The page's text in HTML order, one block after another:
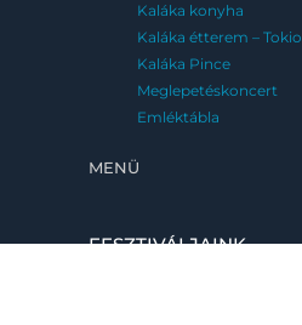
Kaláka konyha
Kaláka étterem – Tokio
Kaláka Pince
Meglepetéskoncert
Emléktábla
MENÜ
FESZTIVÁLJAINK